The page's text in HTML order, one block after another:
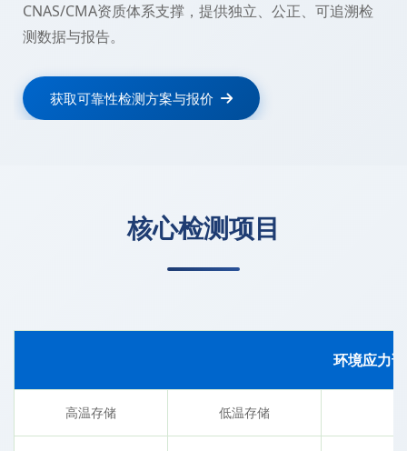
CNAS/CMA资质体系支撑，提供独立、公正、可追溯检
测数据与报告。
获取可靠性检测方案与报价
核心检测项目
环境应力
高温存储 低温存储